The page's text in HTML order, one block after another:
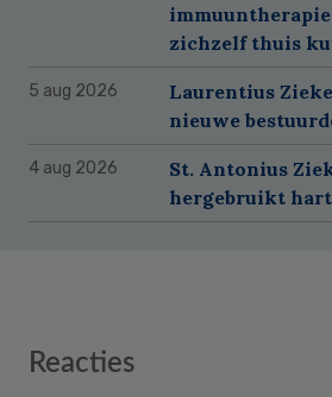
zichzelf thuis
5 aug 2026
Laurentius
nieuwe
4 aug 2026
St. Antonius
hergebruikt
Reader
Reacties